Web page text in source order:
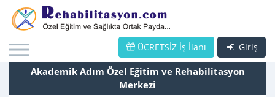
Giriş
ÜCRETSİZ İş İlanı
Akademik Adım Özel Eğitim ve Rehabilitasyon
Merkezi